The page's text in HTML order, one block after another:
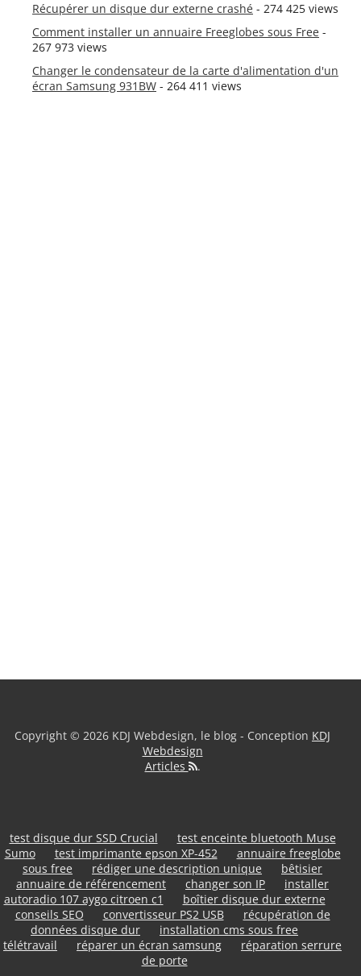
Récupérer un disque dur externe crashé - 274 425 views
Comment installer un annuaire Freeglobes sous Free -
267 973 views
Changer le condensateur de la carte d'alimentation d'un
écran Samsung 931BW - 264 411 views
Copyright © 2026 KDJ Webdesign, le blog - Conception KDJ
Webdesign
Articles
.
test disque dur SSD Crucial
test enceinte bluetooth Muse
Sumo
test imprimante epson XP-452
annuaire freeglobe
sous free
rédiger une description unique
bêtisier
annuaire de référencement
changer son IP
installer
autoradio 107 aygo citroen c1
boîtier disque dur externe
conseils SEO
convertisseur PS2 USB
récupération de
données disque dur
installation cms sous free
télétravail
réparer un écran samsung
réparation serrure
de porte